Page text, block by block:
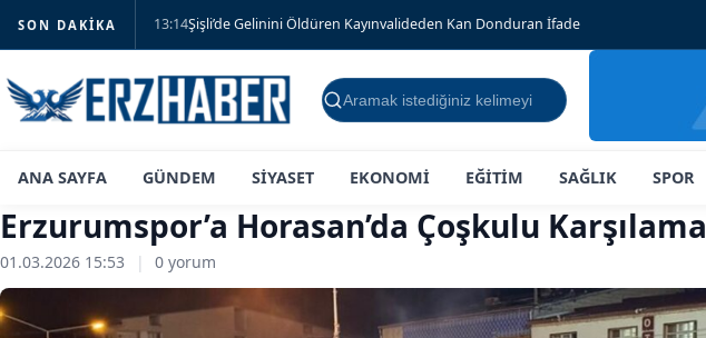
SON DAKIKA 13:14Şişli’de Gelinini Öldüren Kayınvalideden Kan Donduran İfade
Ara
ANA SAYFA GÜNDEM SİYASET EKONOMİ EĞİTİM SAĞLIK SPOR
Erzurumspor’a Horasan’da Çoşkulu Karşılama
01.03.2026 15:53 | 0 yorum